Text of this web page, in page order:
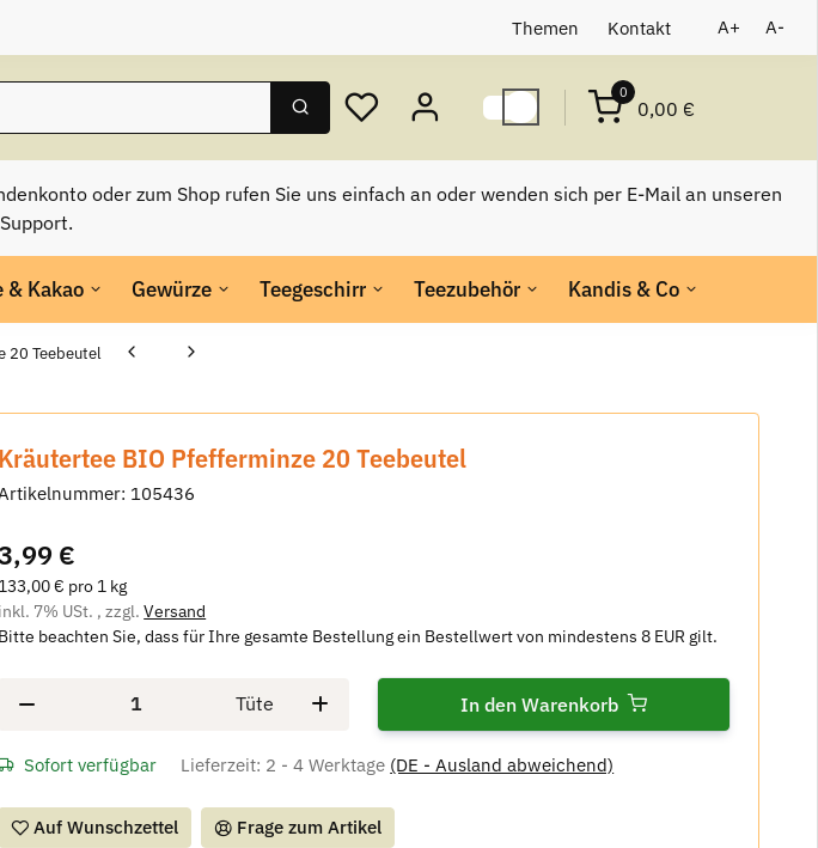
Themen Kontakt A+ A-
0
0,00 €
oder zum Shop rufen Sie uns einfach an oder wenden sich per E-Mail an unseren
Support.
& Kakao Gewürze Teegeschirr Teezubehör Kandis & Co
20 Teebeutel
Kräutertee BIO Pfefferminze 20 Teebeutel
105436
€
133,00 € pro 1 kg
inkl. 7% USt. , zzgl.Versand
Bitte beachten Sie, dass für Ihre gesamte Bestellung ein Bestellwert von mindestens 8 EUR gilt.
Tüte In den Warenkorb
Sofort verfügbar Lieferzeit: 2 - 4 Werktage (DE - Ausland abweichend)
Auf Wunschzettel Frage zum Artikel